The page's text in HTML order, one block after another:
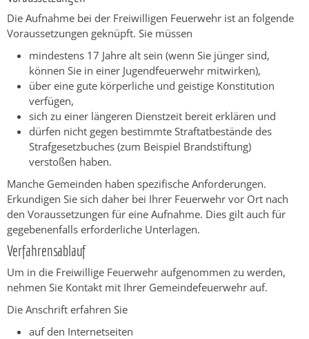
Die Aufnahme bei der Freiwilligen Feuerwehr ist an folgende
Voraussetzungen geknüpft. Sie müssen
mindestens 17 Jahre alt sein (wenn Sie jünger sind,
können Sie in einer Jugendfeuerwehr mitwirken),
über eine gute körperliche und geistige Konstitution
verfügen,
sich zu einer längeren Dienstzeit bereit erklären und
dürfen nicht gegen bestimmte Straftatbestände des
Strafgesetzbuches (zum Beispiel Brandstiftung)
verstoßen haben.
Manche Gemeinden haben spezifische Anforderungen.
Erkundigen Sie sich daher bei Ihrer Feuerwehr vor Ort nach
den Voraussetzungen für eine Aufnahme. Dies gilt auch für
gegebenenfalls erforderliche Unterlagen.
Verfahrensablauf
Um in die Freiwillige Feuerwehr aufgenommen zu werden,
nehmen Sie Kontakt mit Ihrer Gemeindefeuerwehr auf.
Die Anschrift erfahren Sie
auf den Internetseiten